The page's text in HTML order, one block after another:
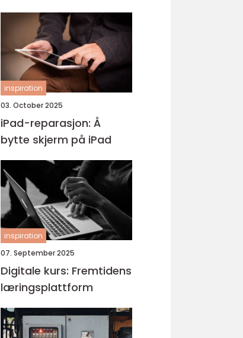
inspiration
03. October 2025
iPad-reparasjon: Å
bytte skjerm på iPad
inspiration
07. September 2025
Digitale kurs: Fremtidens
læringsplattform